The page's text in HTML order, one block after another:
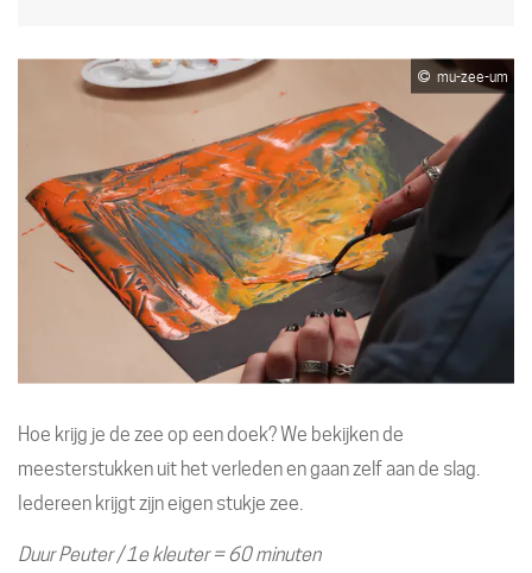
mu-zee-um
Hoe krijg je de zee op een doek? We bekijken de
meesterstukken uit het verleden en gaan zelf aan de slag.
Iedereen krijgt zijn eigen stukje zee.
Duur Peuter / 1e kleuter = 60 minuten